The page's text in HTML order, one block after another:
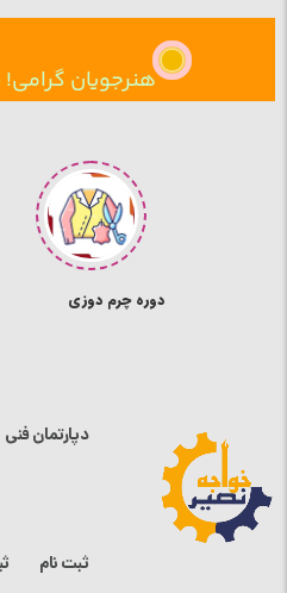
هنرجویان
دوره چرم دوزی
دپارتمان فنی
ثبت نام